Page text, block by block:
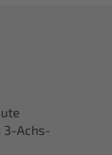
3-Achs-